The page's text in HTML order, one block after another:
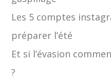
Les 5 comptes
préparer l’été
Et si l’évasion
?